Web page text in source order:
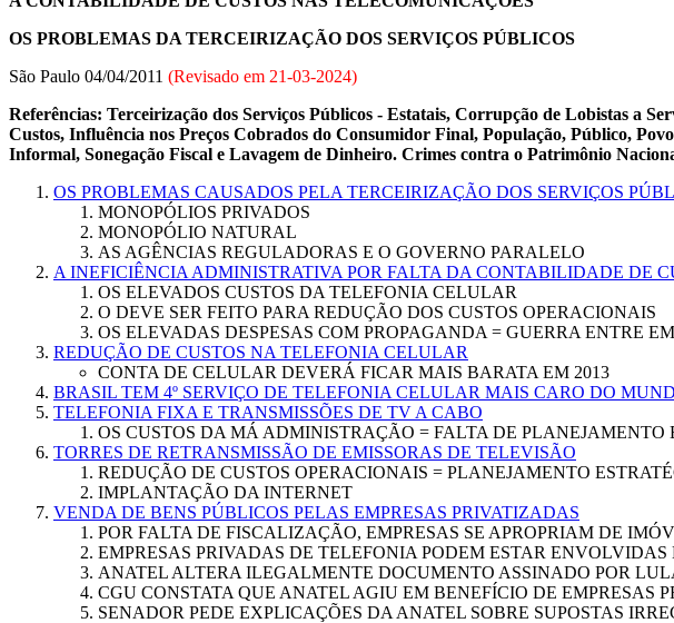
OS PROBLEMAS DA TERCEIRIZAÇÃO DOS SERVIÇOS PÚBLICOS
São Paulo 04/04/2011 (Revisado em 21-03-2024)
Referências: Terceirização dos Serviços Públicos - Estatais, Corrupção de Lobistas a
Custos, Influência nos Preços Cobrados do Consumidor Final, População, Público,
Informal, Sonegação Fiscal e Lavagem de Dinheiro. Crimes contra o Patrimônio
OS PROBLEMAS CAUSADOS PELA TERCEIRIZAÇÃO DOS SERVIÇOS
MONOPÓLIOS PRIVADOS
MONOPÓLIO NATURAL
AS AGÊNCIAS REGULADORAS E O GOVERNO PARALELO
A INEFICIÊNCIA ADMINISTRATIVA POR FALTA DA CONTABILIDADE DE
OS ELEVADOS CUSTOS DA TELEFONIA CELULAR
O DEVE SER FEITO PARA REDUÇÃO DOS CUSTOS OPERACIONAIS
OS ELEVADAS DESPESAS COM PROPAGANDA = GUERRA ENTRE
REDUÇÃO DE CUSTOS NA TELEFONIA CELULAR
CONTA DE CELULAR DEVERÁ FICAR MAIS BARATA EM 2013
BRASIL TEM 4º SERVIÇO DE TELEFONIA CELULAR MAIS CARO DO
TELEFONIA FIXA E TRANSMISSÕES DE TV A CABO
OS CUSTOS DA MÁ ADMINISTRAÇÃO = FALTA DE PLANEJAMENTO
TORRES DE RETRANSMISSÃO DE EMISSORAS DE TELEVISÃO
REDUÇÃO DE CUSTOS OPERACIONAIS = PLANEJAMENTO
IMPLANTAÇÃO DA INTERNET
VENDA DE BENS PÚBLICOS PELAS EMPRESAS PRIVATIZADAS
POR FALTA DE FISCALIZAÇÃO, EMPRESAS SE APROPRIAM DE
EMPRESAS PRIVADAS DE TELEFONIA PODEM ESTAR
ANATEL ALTERA ILEGALMENTE DOCUMENTO ASSINADO POR
CGU CONSTATA QUE ANATEL AGIU EM BENEFÍCIO DE EMPRESAS
SENADOR PEDE EXPLICAÇÕES DA ANATEL SOBRE SUPOSTAS